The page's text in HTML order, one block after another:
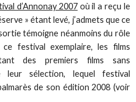
d’Annonay 2007où il a reçu le
» étant levé, j’admets que ce
témoigne néanmoins du rôle
festival exemplaire, les films
des premiers films sans
sélection, lequel festival
de son édition 2008 (voir